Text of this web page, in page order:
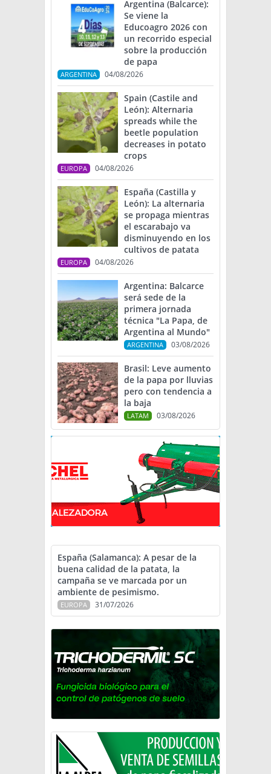
Argentina (Balcarce):
Se viene la
Educoagro 2026 con
un recorrido especial
sobre la producción
de papa
ARGENTINA 04/08/2026
Spain (Castile and
León): Alternaria
spreads while the
beetle population
decreases in potato
crops
EUROPA 04/08/2026
España (Castilla y
León): La alternaria
se propaga mientras
el escarabajo va
disminuyendo en los
cultivos de patata
EUROPA 04/08/2026
Argentina: Balcarce
será sede de la
primera jornada
técnica "La Papa, de
Argentina al Mundo"
ARGENTINA 03/08/2026
Brasil: Leve aumento
de la papa por lluvias
pero con tendencia a
la baja
LATAM 03/08/2026
España (Salamanca): A pesar de la
buena calidad de la patata, la
campaña se ve marcada por un
ambiente de pesimismo.
EUROPA 31/07/2026